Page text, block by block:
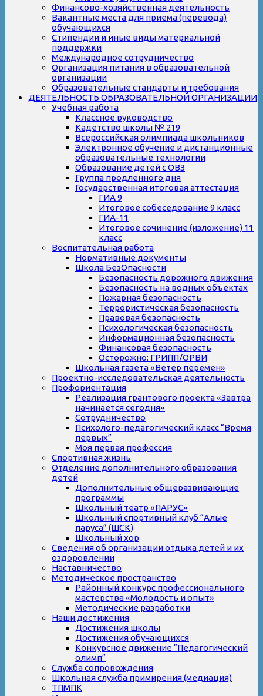
Финансово-хозяйственная деятельность
Вакантные места для приема (перевода)
обучающихся
Стипендии и иные виды материальной
поддержки
Международное сотрудничество
Организация питания в образовательной
организации
Образовательные стандарты и требования
ДЕЯТЕЛЬНОСТЬ ОБРАЗОВАТЕЛЬНОЙ ОРГАНИЗАЦИИ
Учебная работа
Классное руководство
Кадетство школы № 219
Всероссийская олимпиада школьников
Электронное обучение и дистанционные
образовательные технологии
Образование детей с ОВЗ
Группа продленного дня
Государственная итоговая аттестация
ГИА 9
Итоговое собеседование 9 класс
ГИА-11
Итоговое сочинение (изложение) 11
класс
Воспитательная работа
Нормативные документы
Школа БезОпасности
Безопасность дорожного движения
Безопасность на водных объектах
Пожарная безопасность
Террористическая безопасность
Правовая безопасность
Психологическая безопасность
Информационная безопасность
Финансовая безопасность
Осторожно: ГРИПП/ОРВИ
Школьная газета «Ветер перемен»
Проектно-исследовательская деятельность
Профориентация
Реализация грантового проекта «Завтра
начинается сегодня»
Сотрудничество
Психолого-педагогический класс “Время
первых”
Моя первая профессия
Спортивная жизнь
Отделение дополнительного образования
детей
Дополнительные общеразвивающие
программы
Школьный театр «ПАРУС»
Школьный спортивный клуб “Алые
паруса” (ШСК)
Школьный хор
Сведения об организации отдыха детей и их
оздоровлении
Наставничество
Методическое пространство
Районный конкурс профессионального
мастерства «Молодость и опыт»
Методические разработки
Наши достижения
Достижения школы
Достижения обучающихся
Конкурсное движение “Педагогический
олимп”
Служба сопровождения
Школьная служба примирения (медиация)
ТПМПК